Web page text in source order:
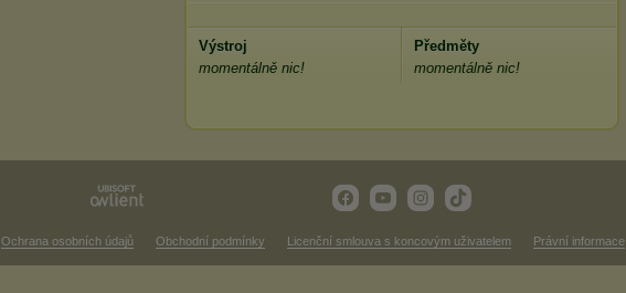
Výstroj
momentálně nic!
Předměty
momentálně nic!
Ochrana osobních údajů Obchodní podmínky Licenční smlouva s koncovým uživatelem Právní informace